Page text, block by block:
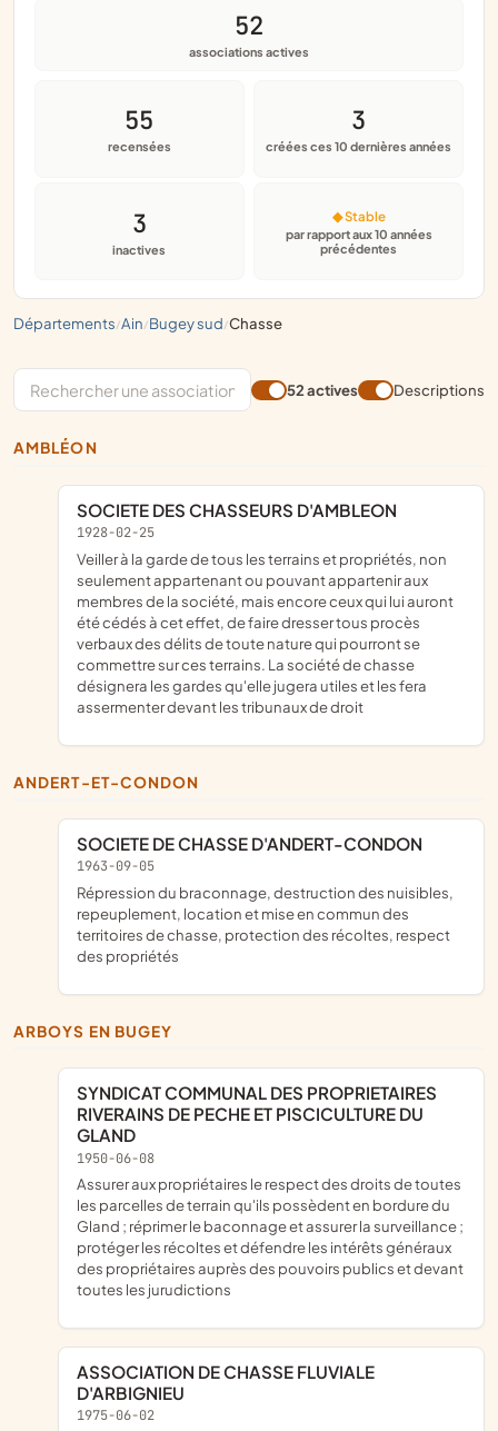
départements/ ain/ bugey sud/ chasse
52
associations actives
55
recensées
3
créées ces 10 dernières années
3
inactives
◆ Stable
par rapport aux 10 années
précédentes
52 actives Descriptions
AMBLÉON
SOCIETE DES CHASSEURS D'AMBLEON
1928-02-25
veiller à la garde de tous les terrains et propriétés, non
seulement appartenant ou pouvant appartenir aux
membres de la société, mais encore ceux qui lui auront
été cédés à cet effet, de faire dresser tous procès
verbaux des délits de toute nature qui pourront se
commettre sur ces terrains. La société de chasse
désignera les gardes qu'elle jugera utiles et les fera
assermenter devant les tribunaux de droit
ANDERT-ET-CONDON
SOCIETE DE CHASSE D'ANDERT-CONDON
1963-09-05
répression du braconnage, destruction des nuisibles,
repeuplement, location et mise en commun des
territoires de chasse, protection des récoltes, respect
des propriétés
ARBOYS EN BUGEY
SYNDICAT COMMUNAL DES PROPRIETAIRES
RIVERAINS DE PECHE ET PISCICULTURE DU
GLAND
1950-06-08
assurer aux propriétaires le respect des droits de toutes
les parcelles de terrain qu'ils possèdent en bordure du
Gland ; réprimer le baconnage et assurer la surveillance ;
protéger les récoltes et défendre les intérêts généraux
des propriétaires auprès des pouvoirs publics et devant
toutes les jurudictions
ASSOCIATION DE CHASSE FLUVIALE
D'ARBIGNIEU
1975-06-02